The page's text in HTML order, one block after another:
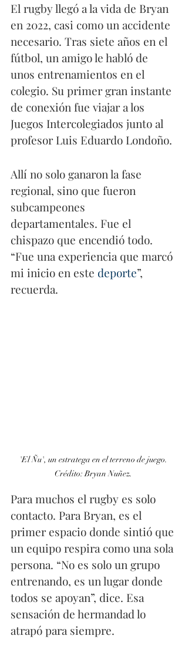
El rugby llegó a la vida de Bryan
en 2022, casi como un accidente
necesario. Tras siete años en el
fútbol, un amigo le habló de
unos entrenamientos en el
colegio. Su primer gran instante
de conexión fue viajar a los
Juegos Intercolegiados junto al
profesor Luis Eduardo Londoño.
Allí no solo ganaron la fase
regional, sino que fueron
subcampeones
departamentales. Fue el
chispazo que encendió todo.
“Fue una experiencia que marcó
mi inicio en este deporte”,
recuerda.
'El Ñu', un estratega en el terreno de juego.
Crédito: Bryan Nuñez.
Para muchos el rugby es solo
contacto. Para Bryan, es el
primer espacio donde sintió que
un equipo respira como una sola
persona. “No es solo un grupo
entrenando, es un lugar donde
todos se apoyan”, dice. Esa
sensación de hermandad lo
atrapó para siempre.